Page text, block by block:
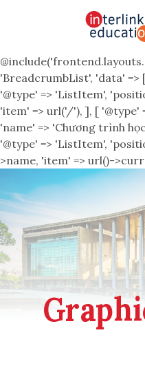
'BreadcrumbList', 'data'
'@type' => 'ListItem',
'item' => url('/'), ], [ '@type'
'name' => 'Chương trình
'@type' => 'ListItem',
>name, 'item' => url()-